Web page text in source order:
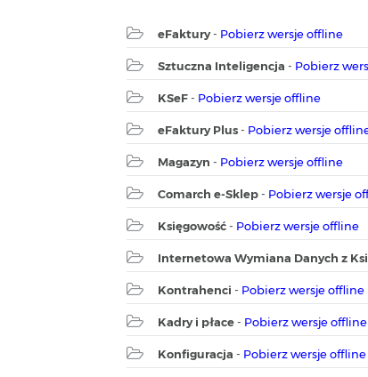
eFaktury- Pobierz wersje offline
Sztuczna Inteligencja - Pobierz
KSeF- Pobierz wersje offline
eFaktury Plus- Pobierz wersje
Magazyn - Pobierz wersje offline
Comarch e-Sklep- Pobierz wersje
Księgowość- Pobierz wersje offline
Internetowa Wymiana Danych z
Kontrahenci - Pobierz wersje offline
Kadry i płace- Pobierz wersje offline
Konfiguracja - Pobierz wersje offline